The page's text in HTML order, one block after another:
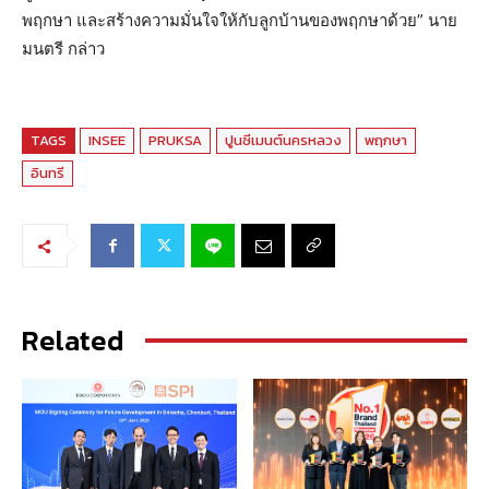
พฤกษา และสร้างความมั่นใจให้กับลูกบ้านของพฤกษาด้วย” นาย
มนตรี กล่าว
TAGS INSEE PRUKSA ปูนซีเมนต์นครหลวง
พฤกษา
อินทรี
Related